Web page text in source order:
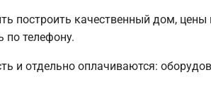
построить качественный дом,
по телефону.
и отдельно оплачиваются: